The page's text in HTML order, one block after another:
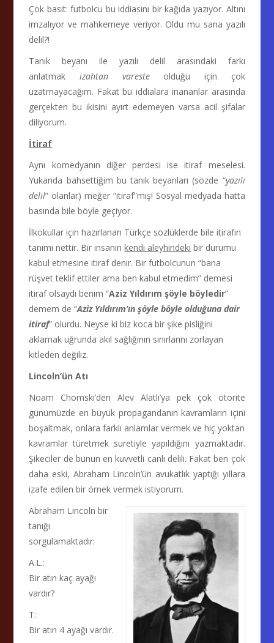
Çok basit: futbolcu bu iddiasını bir kağıda yazıyor. Altını
imzalıyor ve mahkemeye veriyor. Oldu mu sana yazılı
delil?!
Tanık beyanı ile yazılı delil arasındaki farkı
anlatmakizahtan varesteolduğu için çok
uzatmayacağım. Fakat bu iddialara inananlar arasında
gerçekten bu ikisini ayırt edemeyen varsa acil şifalar
diliyorum.
İtiraf
Aynı komedyanın diğer perdesi ise itiraf meselesi.
Yukarıda bahsettiğim bu tanık beyanları (sözde “yazılı
delil” olanlar) meğer “itiraf”mış! Sosyal medyada hatta
basında bile böyle geçiyor.
İlkokullar için hazırlanan Türkçe sözlüklerde bile itirafın
tanımı nettir. Bir insanınkendi aleyhindeki bir durumu
kabul etmesine itiraf denir. Bir futbolcunun “bana
rüşvet teklif ettiler ama ben kabul etmedim” demesi
itiraf olsaydı benim “Aziz Yıldırım şöyle böyledir”
demem de “Aziz Yıldırım’ın şöyle böyle olduğuna dair
itiraf” olurdu. Neyse ki biz koca bir şike pisliğini
aklamak uğrunda akıl sağlığının sınırlarını zorlayan
kitleden değiliz.
Lincoln’ün Atı
Noam Chomski’den Alev Alatlı’ya pek çok otorite
günümüzde en büyük propagandanın kavramların içini
boşaltmak, onlara farklı anlamlar vermek ve hiç yoktan
kavramlar türetmek suretiyle yapıldığını yazmaktadır.
Şikeciler de bunun en kuvvetli canlı delili. Fakat ben çok
daha eski, Abraham Lincoln’ün avukatlık yaptığı yıllara
izafe edilen bir örnek vermek istiyorum.
Abraham Lincoln bir
tanığı
sorgulamaktadır:
A.L.:
Bir atın kaç ayağı
vardır?
T:
Bir atın 4 ayağı vardır.